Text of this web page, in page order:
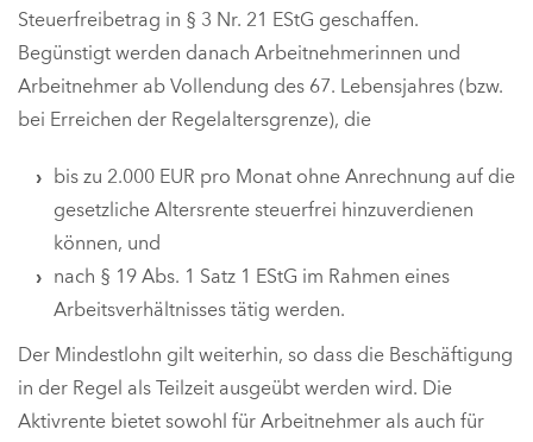
Steuerfreibetrag in § 3 Nr. 21 EStG geschaffen.
Begünstigt werden danach Arbeitnehmerinnen und
Arbeitnehmer ab Vollendung des 67. Lebensjahres (bzw.
bei Erreichen der Regelaltersgrenze), die
bis zu 2.000 EUR pro Monat ohne Anrechnung auf die
gesetzliche Altersrente steuerfrei hinzuverdienen
können, und
nach § 19 Abs. 1 Satz 1 EStG im Rahmen eines
Arbeitsverhältnisses tätig werden.
Der Mindestlohn gilt weiterhin, so dass die Beschäftigung
in der Regel als Teilzeit ausgeübt werden wird. Die
Aktivrente bietet sowohl für Arbeitnehmer als auch für